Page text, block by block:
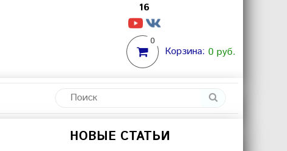
16
0
Корзина: 0 руб.
НОВЫЕ СТАТЬИ